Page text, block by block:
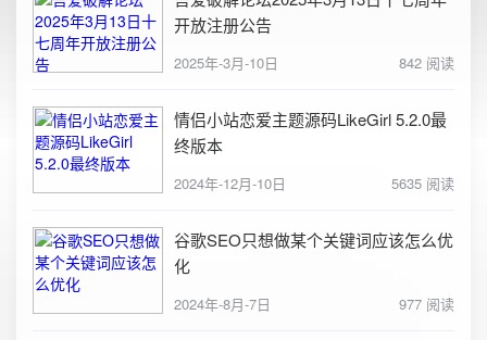
开放注册公告
2025年-3月-10日 842 阅读
情侣小站恋爱主题源码LikeGirl 5.2.0最
终版本
2024年-12月-10日 5635 阅读
谷歌SEO只想做某个关键词应该怎么优
化
2024年-8月-7日 977 阅读